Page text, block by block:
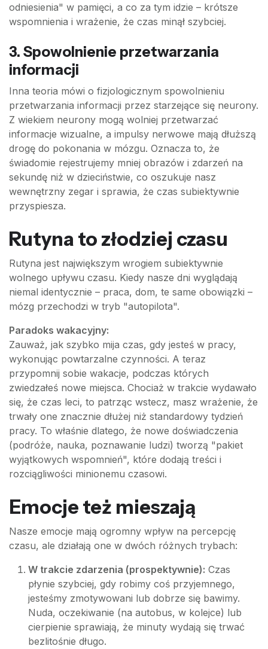
odniesienia" w pamięci, a co za tym idzie – krótsze
wspomnienia i wrażenie, że czas minął szybciej.
3. Spowolnienie przetwarzania
informacji
Inna teoria mówi o fizjologicznym spowolnieniu
przetwarzania informacji przez starzejące się neurony.
Z wiekiem neurony mogą wolniej przetwarzać
informacje wizualne, a impulsy nerwowe mają dłuższą
drogę do pokonania w mózgu. Oznacza to, że
świadomie rejestrujemy mniej obrazów i zdarzeń na
sekundę niż w dzieciństwie, co oszukuje nasz
wewnętrzny zegar i sprawia, że czas subiektywnie
przyspiesza.
Rutyna to złodziej czasu
Rutyna jest największym wrogiem subiektywnie
wolnego upływu czasu. Kiedy nasze dni wyglądają
niemal identycznie – praca, dom, te same obowiązki –
mózg przechodzi w tryb "autopilota".
Paradoks wakacyjny:
Zauważ, jak szybko mija czas, gdy jesteś w pracy,
wykonując powtarzalne czynności. A teraz
przypomnij sobie wakacje, podczas których
zwiedzałeś nowe miejsca. Chociaż w trakcie wydawało
się, że czas leci, to patrząc wstecz, masz wrażenie, że
trwały one znacznie dłużej niż standardowy tydzień
pracy. To właśnie dlatego, że nowe doświadczenia
(podróże, nauka, poznawanie ludzi) tworzą "pakiet
wyjątkowych wspomnień", które dodają treści i
rozciągliwości minionemu czasowi.
Emocje też mieszają
Nasze emocje mają ogromny wpływ na percepcję
czasu, ale działają one w dwóch różnych trybach:
W trakcie zdarzenia (prospektywnie): Czas
płynie szybciej, gdy robimy coś przyjemnego,
jesteśmy zmotywowani lub dobrze się bawimy.
Nuda, oczekiwanie (na autobus, w kolejce) lub
cierpienie sprawiają, że minuty wydają się trwać
bezlitośnie długo.